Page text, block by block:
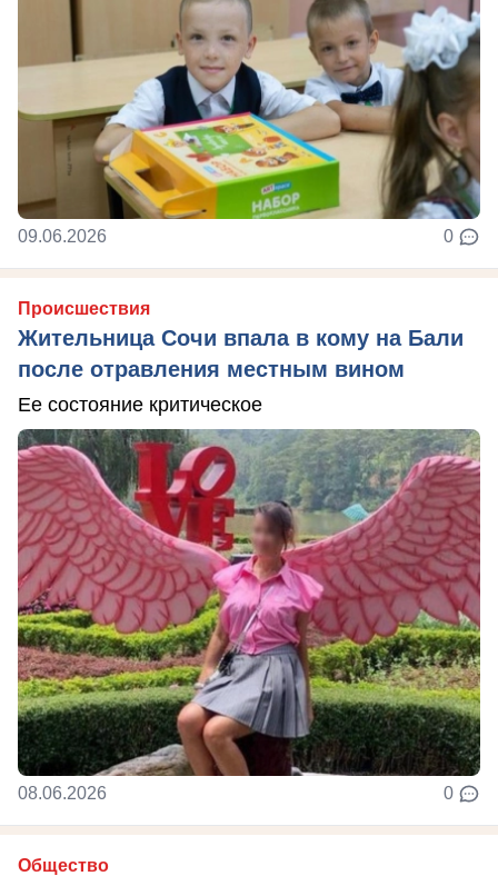
09.06.2026 0
Происшествия
Жительница Сочи впала в кому на Бали
после отравления местным вином
Ее состояние критическое
08.06.2026 0
Общество